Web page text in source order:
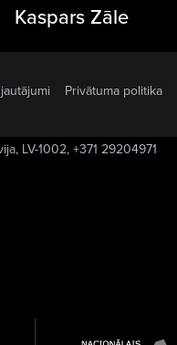
Kaspars Zāle
Privātuma politika
LV-1002, +371 29204971